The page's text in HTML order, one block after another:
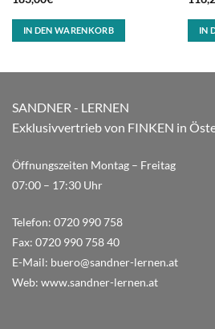
IN DEN WARENKORB IN
SANDNER - LERNEN
Exklusivvertrieb von FINKEN in
Öffnungszeiten Montag – Freitag
07:00 – 17:30 Uhr
Telefon: 0720 990 758
Fax: 0720 990 758 40
E-Mail: buero@sandner-lernen.at
Web: www.sandner-lernen.at